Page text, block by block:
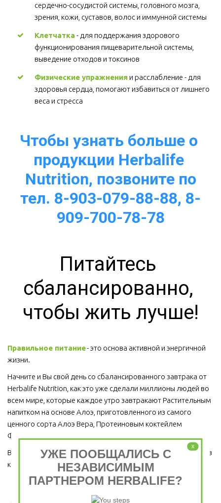
сердечно-сосудистой системы, головного мозга,
зрения, кожи, суставов, волос и иммунной системы
Клетчатка - для поддержания здорового
функционирования пищеварительной системы,
выведение отходов и токсинов
Физические упражнения и расслабление - для
здоровья сердца, помогают избавиться от лишнего
веса и стресса
Чтобы узнать больше о
продукции Herbalife
Nutrition, позвоните по
тел. 8-903-079-88-88, 8-
909-700-78-78
Питайтесь
сбалансированно,
чтобы жить лучше!
Правильное питание - это основа активной и энергичной
жизни.
Начните и Вы свой день со сбалансированного завтрака от
Herbalife Nutrition, как это уже сделали миллионы людей во
всем мире, которые каждое утро завтракают Растительным
напитком на основе Алоэ, приготовленного из самого
ценного сорта Алоэ Вера, Протеиновым коктейлем
Формула 1 и Травяным тонизирующим напитком (чай).
Ведь завтрак является важным приемом пищи, который ни в
коем случае пропускать нельзя!
Завтрак съешь сам, обед раздели с другом, ужин
x
УЖЕ ПООБЩАЛИСЬ С
НЕЗАВИСИМЫМ
ПАРТНЕРОМ HERBALIFE?